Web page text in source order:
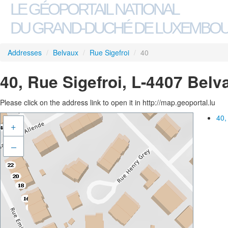
LE GÉOPORTAIL NATIONAL
DU GRAND-DUCHÉ DE
Addresses / Belvaux / Rue Sigefroi / 40
40, Rue Sigefroi, L-4407
Please click on the address link to open it in http://map.geoportal.lu
+
–